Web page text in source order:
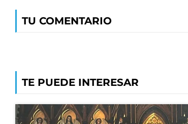
TU COMENTARIO
TE PUEDE INTERESAR